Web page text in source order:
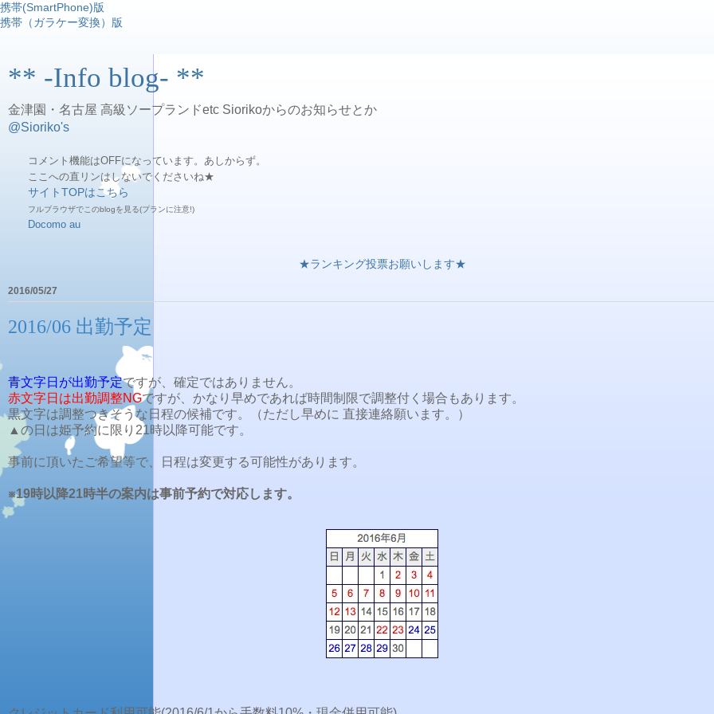
携帯(SmartPhone)版
携帯（ガラケー変換）版
** -Info blog- **
金津園・名古屋 高級ソープランドetc Siorikoからのお知らせとか
@Sioriko's
コメント機能はOFFになっています。あしからず。
ここへの直リンはしないでくださいね★
サイトTOPはこちら
フルブラウザでこのblogを見る(プランに注意!)
Docomo au
★ランキング投票お願いします★
2016/05/27
2016/06 出勤予定
青文字日 が出勤予定ですが、確定ではありません。
赤文字日は出勤調整NGですが、かなり早めであれば時間制限で調整付く場合もあります。
黒文字は調整つきそうな日程の候補です。（ただし早めに 直接連絡願います。）
▲の日は姫予約に限り21時以降可能です。
事前に頂いたご希望等で、日程は変更する可能性があります。
※19時以降21時半の案内は事前予約で対応します。